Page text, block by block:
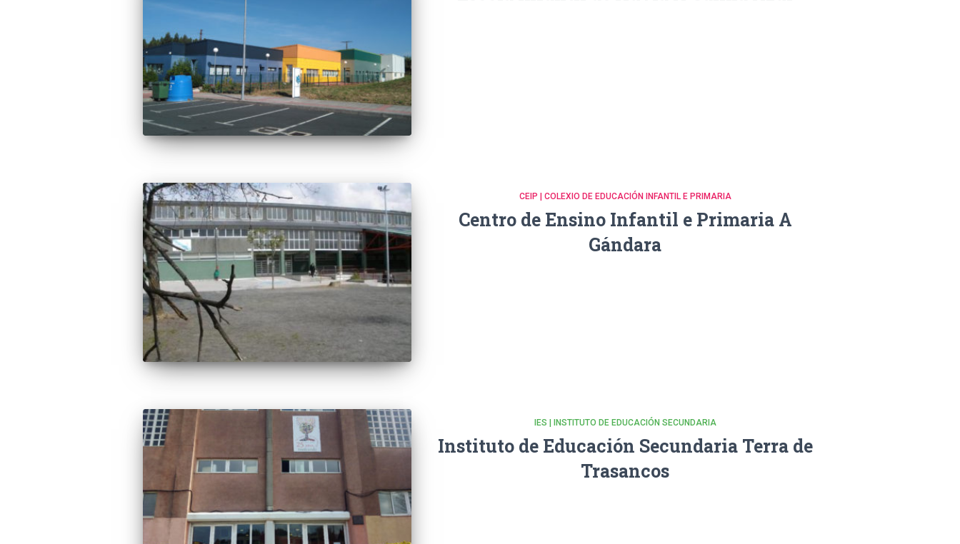
CEIP | COLEXIO DE EDUCACIÓN INFANTIL E PRIMARIA
Centro de Ensino Infantil e Primaria A
Gándara
IES | INSTITUTO DE EDUCACIÓN SECUNDARIA
Instituto de Educación Secundaria Terra de
Trasancos